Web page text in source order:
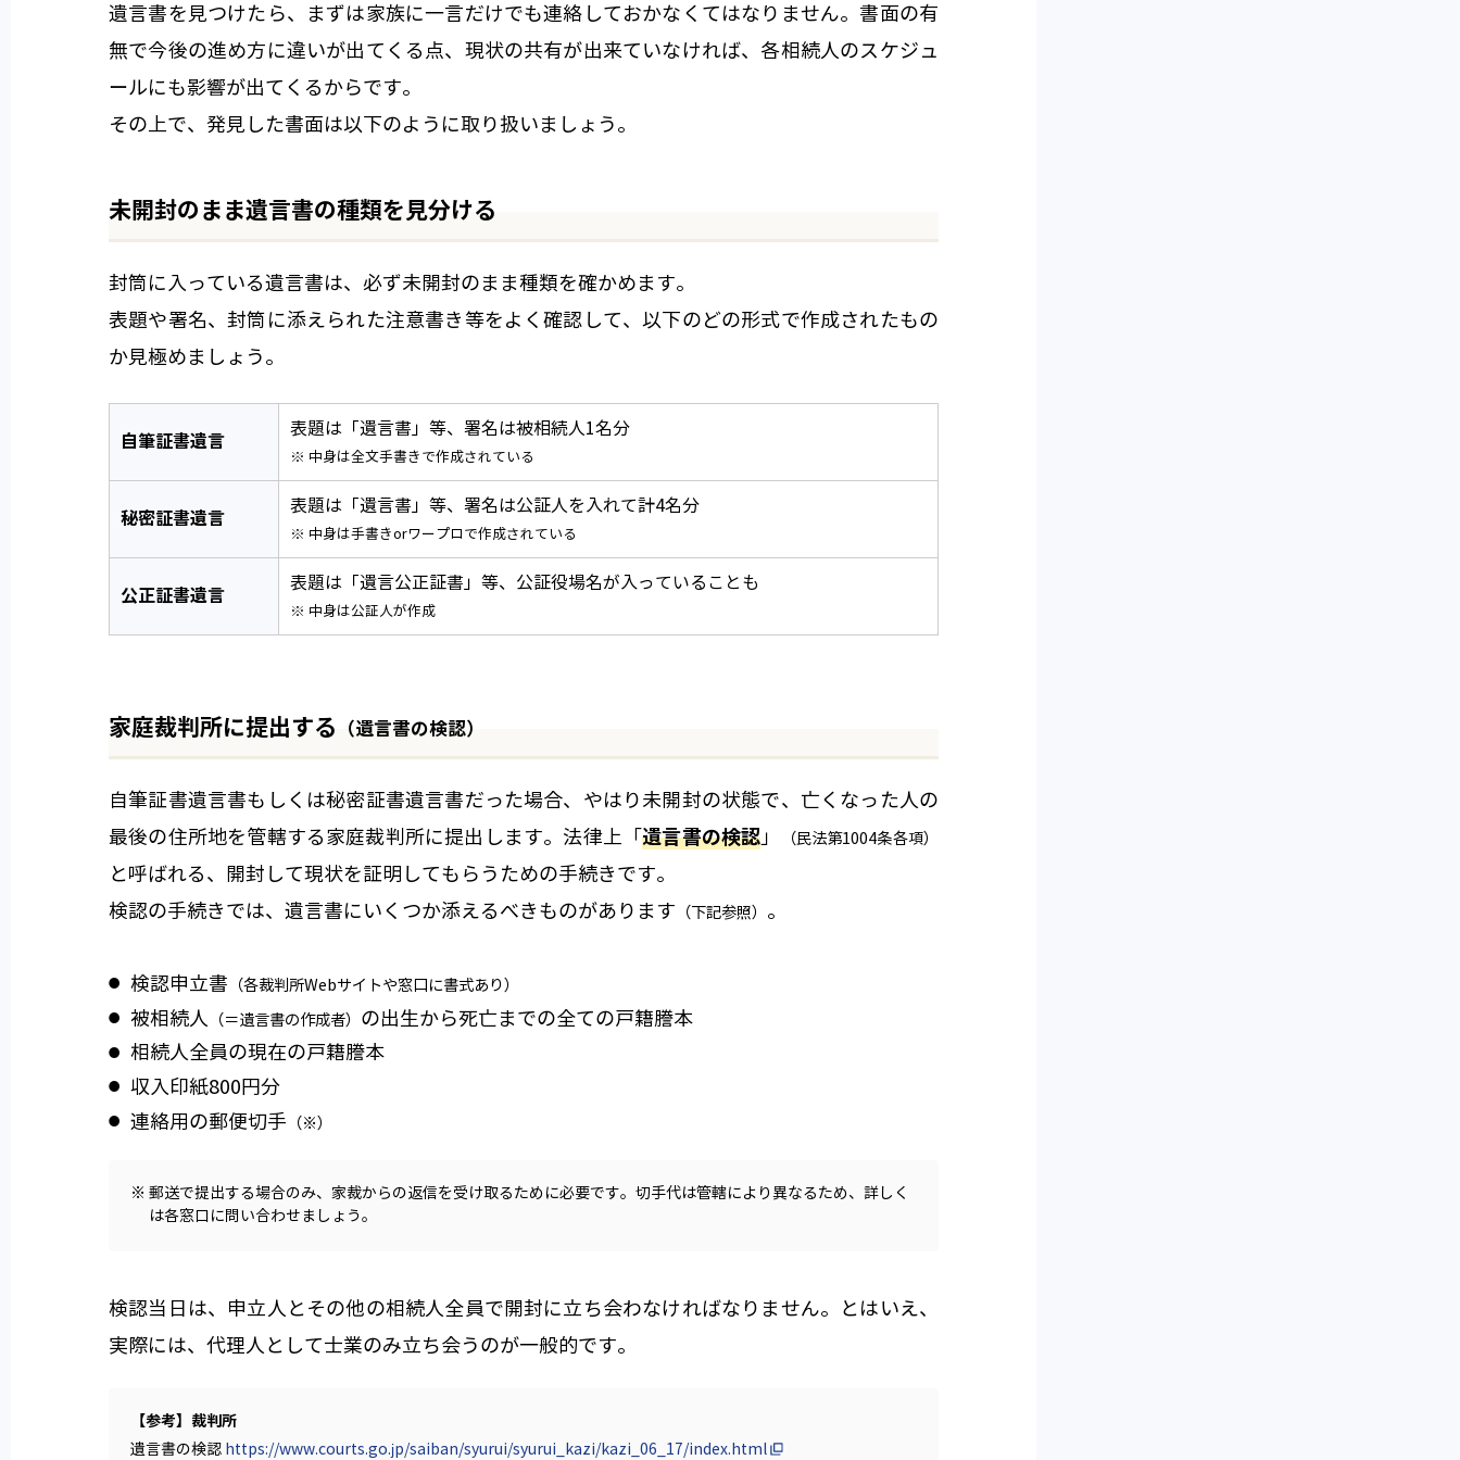
遺言書を見つけたら、まずは家族に一言だけでも連絡しておかなくてはなりません。書面の有
無で今後の進め方に違いが出てくる点、現状の共有が出来ていなければ、各相続人のスケジュ
ールにも影響が出てくるからです。
その上で、発見した書面は以下のように取り扱いましょう。
未開封のまま遺言書の種類を見分ける
封筒に入っている遺言書は、必ず未開封のまま種類を確かめます。
表題や署名、封筒に添えられた注意書き等をよく確認して、以下のどの形式で作成されたもの
か見極めましょう。
自筆証書遺言
表題は「遺言書」等、署名は被相続人1名分
※ 中身は全文手書きで作成されている
秘密証書遺言
表題は「遺言書」等、署名は公証人を入れて計4名分
※ 中身は手書きorワープロで作成されている
公正証書遺言
表題は「遺言公正証書」等、公証役場名が入っていることも
※ 中身は公証人が作成
家庭裁判所に提出する （遺言書の検認）
自筆証書遺言書もしくは秘密証書遺言書だった場合、やはり未開封の状態で、亡くなった人の
最後の住所地を管轄する家庭裁判所に提出します。法律上「遺言書の検認」 （民法第1004条各項）
と呼ばれる、開封して現状を証明してもらうための手続きです。
検認の手続きでは、遺言書にいくつか添えるべきものがあります （下記参照） 。
検認申立書 （各裁判所Webサイトや窓口に書式あり）
被相続人 （＝遺言書の作成者） の出生から死亡までの全ての戸籍謄本
相続人全員の現在の戸籍謄本
収入印紙800円分
連絡用の郵便切手 （※）
※ 郵送で提出する場合のみ、家裁からの返信を受け取るために必要です。切手代は管轄により異なるため、詳しく
は各窓口に問い合わせましょう。
検認当日は、申立人とその他の相続人全員で開封に立ち会わなければなりません。とはいえ、
実際には、代理人として士業のみ立ち会うのが一般的です。
【参考】裁判所
遺言書の検認 https://www.courts.go.jp/saiban/syurui/syurui_kazi/kazi_06_17/index.html